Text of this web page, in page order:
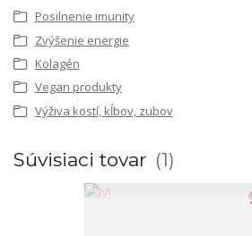
Posilnenie imunity
Zvýšenie energie
Kolagén
Vegan produkty
Výživa kostí, kĺbov, zubov
Súvisiaci tovar 1